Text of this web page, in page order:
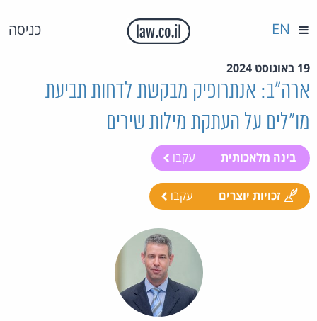
כניסה EN
19 באוגוסט 2024
ארה"ב: אנתרופיק מבקשת לדחות תביעת
מו"לים על העתקת מילות שירים
בינה מלאכותית עקבו
זכויות יוצרים עקבו